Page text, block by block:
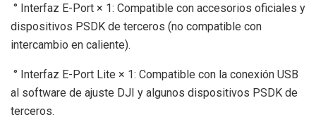
° Interfaz E-Port × 1: Compatible con accesorios oficiales y
dispositivos PSDK de terceros (no compatible con
intercambio en caliente).
° Interfaz E-Port Lite × 1: Compatible con la conexión USB
al software de ajuste DJI y algunos dispositivos PSDK de
terceros.